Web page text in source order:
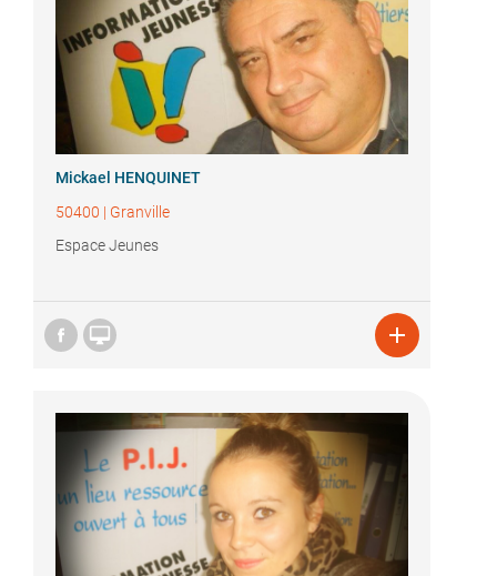
Mickael HENQUINET
50400 | Granville
Espace Jeunes
 